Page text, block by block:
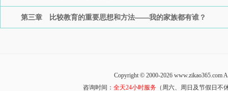
第三章 比较教育的重要思想和方法——我的家族都有谁？